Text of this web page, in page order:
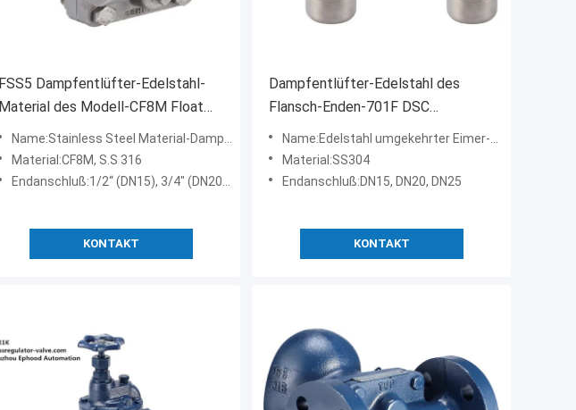
FSS5 Dampfentlüfter-Edelstahl-
Material des Modell-CF8M Float
Ball Type
Name:Stainless Steel Material-Dampfentlüfter des Modell-FSS5
Material:CF8M, S.S 316
Endanschluß:1/2“ (DN15), 3/4" (DN20), 1" (DN25)
KONTAKT
Dampfentlüfter-Edelstahl des
Flansch-Enden-701F DSC
umgewandelt für Kühlwasser
Name:Edelstahl umgekehrter Eimer-Dampfentlüfter
Material:SS304
Endanschluß:DN15, DN20, DN25
KONTAKT